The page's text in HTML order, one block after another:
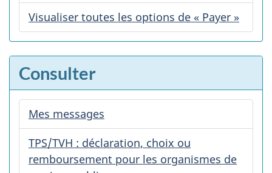
Visualiser toutes les options de « Payer »
Consulter
Mes messages
TPS/TVH : déclaration, choix ou
remboursement pour les organismes de